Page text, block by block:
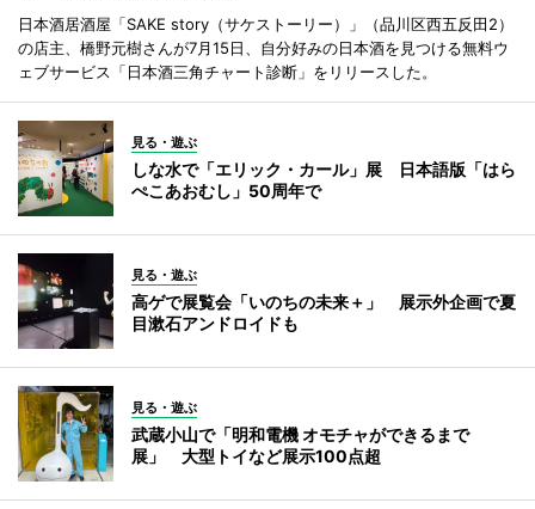
日本酒居酒屋「SAKE story（サケストーリー）」（品川区西五反田2）
の店主、橋野元樹さんが7月15日、自分好みの日本酒を見つける無料ウ
ェブサービス「日本酒三角チャート診断」をリリースした。
見る・遊ぶ
しな水で「エリック・カール」展 日本語版「はら
ぺこあおむし」50周年で
見る・遊ぶ
高ゲで展覧会「いのちの未来＋」 展示外企画で夏
目漱石アンドロイドも
見る・遊ぶ
武蔵小山で「明和電機 オモチャができるまで
展」 大型トイなど展示100点超